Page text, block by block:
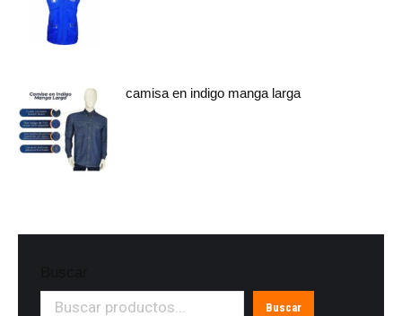
camisa en indigo manga larga
Buscar